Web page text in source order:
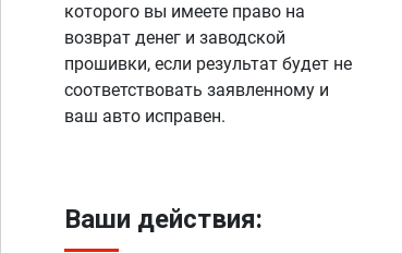
которого вы имеете право на
возврат денег и заводской
прошивки, если результат будет не
соответствовать заявленному и
ваш авто исправен.
Ваши действия: